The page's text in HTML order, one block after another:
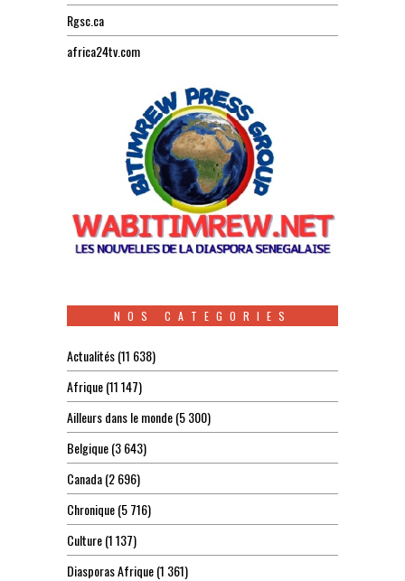
Rgsc.ca
africa24tv.com
NOS CATEGORIES
Actualités(11 638)
Afrique(11 147)
Ailleurs dans le monde(5 300)
Belgique(3 643)
Canada(2 696)
Chronique(5 716)
Culture(1 137)
Diasporas Afrique(1 361)